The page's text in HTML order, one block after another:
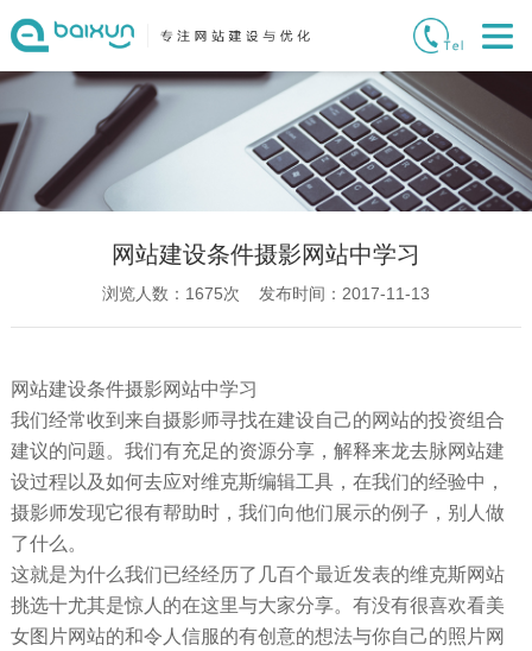
网站建设条件摄影网站中学习
浏览人数： 1675次 发布时间：2017-11-13
网站建设条件摄影网站中学习
我们经常收到来自摄影师寻找在建设自己的网站的投资组合
建议的问题。我们有充足的资源分享，解释来龙去脉网站建
设过程以及如何去应对维克斯编辑工具，在我们的经验中，
摄影师发现它很有帮助时，我们向他们展示的例子，别人做
了什么。
这就是为什么我们已经经历了几百个最近发表的维克斯网站
挑选十尤其是惊人的在这里与大家分享。有没有很喜欢看美
女图片网站的和令人信服的有创意的想法与你自己的照片网